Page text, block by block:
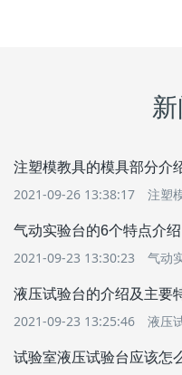
注塑模教具的模具部分介
2021-09-26 13:38:17 注塑
气动实验台的6个特点介绍
2021-09-23 13:30:23 气动
液压试验台的介绍及主要
2021-09-23 13:25:46 液压
试验室液压试验台应该怎